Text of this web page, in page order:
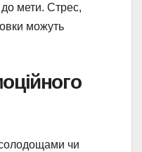
мети. Стрес,
можуть
солодощами чи